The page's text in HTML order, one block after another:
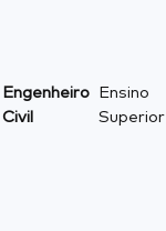
Engenheiro
Civil
Ensino
Superior